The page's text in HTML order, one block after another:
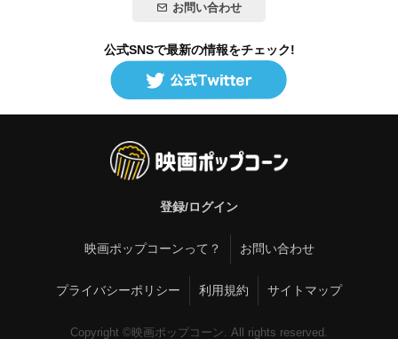
お問い合わせ
公式SNSで最新の情報をチェック!
登録/ログイン
映画ポップコーンって？ お問い合わせ
プライバシーポリシー 利用規約 サイトマップ
Copyright ©映画ポップコーン. All rights reserved.